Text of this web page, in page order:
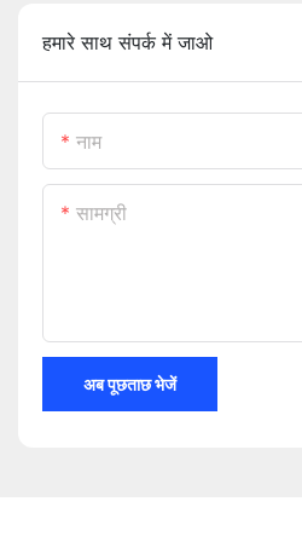
हमारे साथ संपर्क में जाओ
नाम
सामग्री
अब पूछताछ भेजें